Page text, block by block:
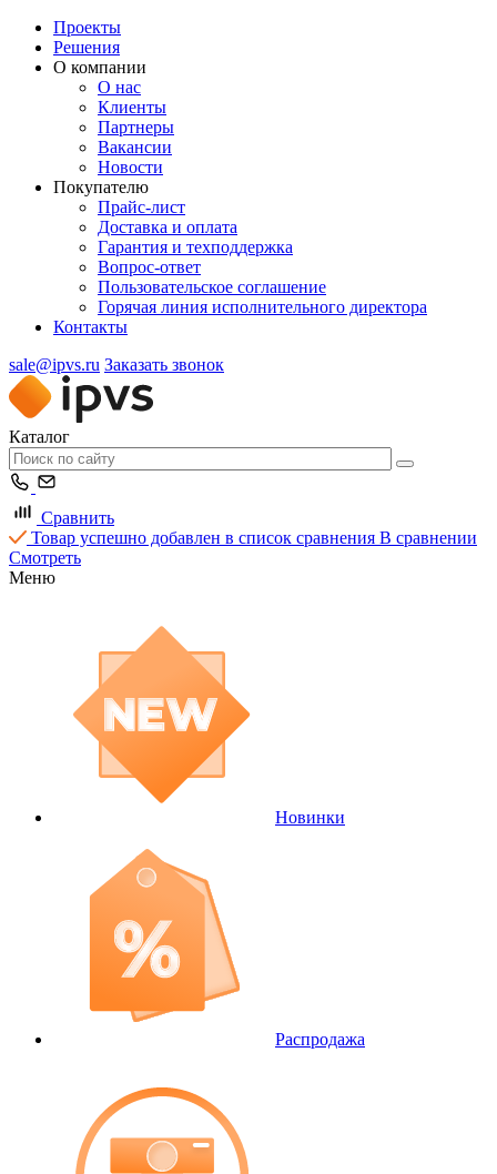
Проекты
Решения
О компании
О нас
Клиенты
Партнеры
Вакансии
Новости
Покупателю
Прайс-лист
Доставка и оплата
Гарантия и техподдержка
Вопрос-ответ
Пользовательское соглашение
Горячая линия исполнительного директора
Контакты
sale@ipvs.ru Заказать звонок
Каталог
Сравнить
Товар успешно добавлен в список сравнения В сравнении
Смотреть
Меню
Новинки
Распродажа